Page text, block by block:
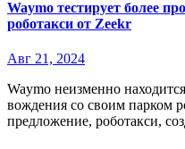
Waymo тестирует более
роботакси от Zeekr
Авг 21, 2024
Waymo неизменно находится на переднем крае автономного
вождения со своим парком
предложение, роботакси,